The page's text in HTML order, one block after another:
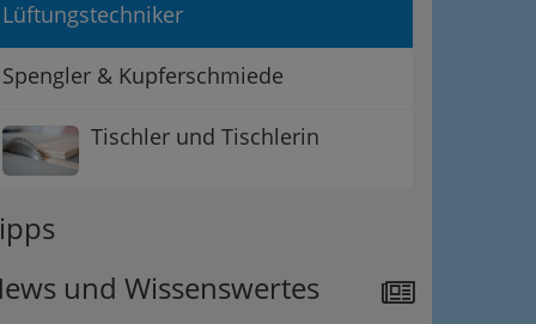
Lüftungstechniker
Spengler & Kupferschmiede
Tischler und Tischlerin
und Wissenswertes